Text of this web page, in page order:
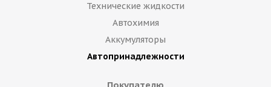
Технические жидкости
Автохимия
Аккумуляторы
Автопринадлежности